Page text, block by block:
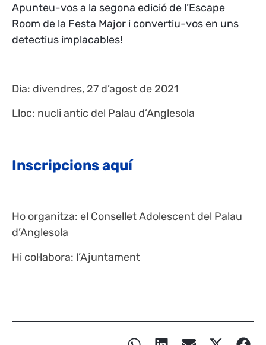
Apunteu-vos a la segona edició de l’Escape
Room de la Festa Major i convertiu-vos en uns
detectius implacables!
Dia: divendres, 27 d’agost de 2021
Lloc: nucli antic del Palau d’Anglesola
Inscripcions aquí
Ho organitza: el Consellet Adolescent del Palau
d’Anglesola
Hi col·labora: l’Ajuntament